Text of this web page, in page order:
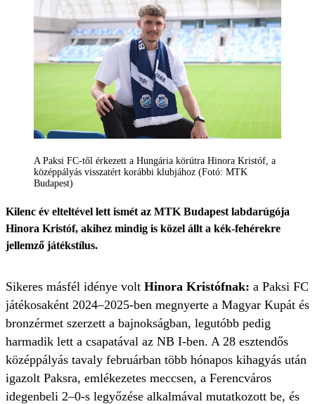
A Paksi FC-től érkezett a Hungária körútra Hinora Kristóf, a
középpályás visszatért korábbi klubjához (Fotó: MTK
Budapest)
Kilenc év elteltével lett ismét az MTK Budapest labdarúgója
Hinora Kristóf, akihez mindig is közel állt a kék-fehérekre
jellemző játékstílus.
Sikeres másfél idénye volt Hinora Kristófnak: a Paksi FC
játékosaként 2024–2025-ben megnyerte a Magyar Kupát és
bronzérmet szerzett a bajnokságban, legutóbb pedig
harmadik lett a csapatával az NB I-ben. A 28 esztendős
középpályás tavaly februárban több hónapos kihagyás után
igazolt Paksra, emlékezetes meccsen, a Ferencváros
idegenbeli 2–0-s legyőzése alkalmával mutatkozott be, és